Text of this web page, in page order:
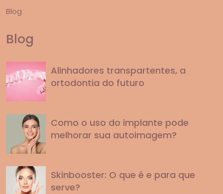
Blog
Blog
Alinhadores transpartentes, a
ortodontia do futuro
Como o uso do implante pode
melhorar sua autoimagem?
Skinbooster: O que é e para que
serve?